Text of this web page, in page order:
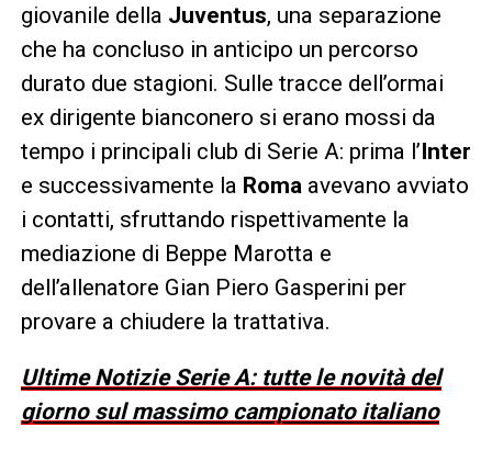
giovanile della Juventus, una separazione
che ha concluso in anticipo un percorso
durato due stagioni. Sulle tracce dell’ormai
ex dirigente bianconero si erano mossi da
tempo i principali club di Serie A: prima l’Inter
e successivamente la Roma avevano avviato
i contatti, sfruttando rispettivamente la
mediazione di Beppe Marotta e
dell’allenatore Gian Piero Gasperini per
provare a chiudere la trattativa.
Ultime Notizie Serie A: tutte le novità del
giorno sul massimo campionato italiano